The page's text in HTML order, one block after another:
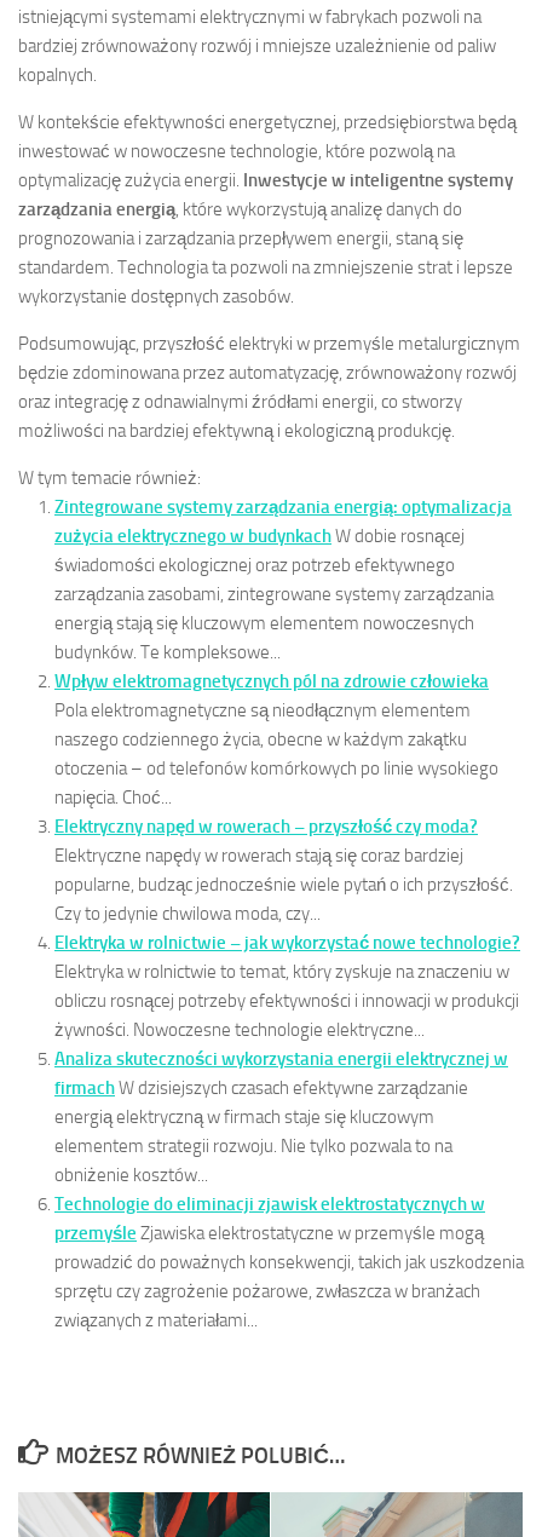
istniejącymi systemami elektrycznymi w fabrykach pozwoli na
bardziej zrównoważony rozwój i mniejsze uzależnienie od paliw
kopalnych.
W kontekście efektywności energetycznej, przedsiębiorstwa będą
inwestować w nowoczesne technologie, które pozwolą na
optymalizację zużycia energii. Inwestycje w inteligentne systemy
zarządzania energią, które wykorzystują analizę danych do
prognozowania i zarządzania przepływem energii, staną się
standardem. Technologia ta pozwoli na zmniejszenie strat i lepsze
wykorzystanie dostępnych zasobów.
Podsumowując, przyszłość elektryki w przemyśle metalurgicznym
będzie zdominowana przez automatyzację, zrównoważony rozwój
oraz integrację z odnawialnymi źródłami energii, co stworzy
możliwości na bardziej efektywną i ekologiczną produkcję.
W tym temacie również:
Zintegrowane systemy zarządzania energią: optymalizacja
zużycia elektrycznego w budynkachW dobie rosnącej
świadomości ekologicznej oraz potrzeb efektywnego
zarządzania zasobami, zintegrowane systemy zarządzania
energią stają się kluczowym elementem nowoczesnych
budynków. Te kompleksowe...
Wpływ elektromagnetycznych pól na zdrowie człowieka
Pola elektromagnetyczne są nieodłącznym elementem
naszego codziennego życia, obecne w każdym zakątku
otoczenia – od telefonów komórkowych po linie wysokiego
napięcia. Choć...
Elektryczny napęd w rowerach – przyszłość czy moda?
Elektryczne napędy w rowerach stają się coraz bardziej
popularne, budząc jednocześnie wiele pytań o ich przyszłość.
Czy to jedynie chwilowa moda, czy...
Elektryka w rolnictwie – jak wykorzystać nowe technologie?
Elektryka w rolnictwie to temat, który zyskuje na znaczeniu w
obliczu rosnącej potrzeby efektywności i innowacji w produkcji
żywności. Nowoczesne technologie elektryczne...
Analiza skuteczności wykorzystania energii elektrycznej w
firmachW dzisiejszych czasach efektywne zarządzanie
energią elektryczną w firmach staje się kluczowym
elementem strategii rozwoju. Nie tylko pozwala to na
obniżenie kosztów...
Technologie do eliminacji zjawisk elektrostatycznych w
przemyśle Zjawiska elektrostatyczne w przemyśle mogą
prowadzić do poważnych konsekwencji, takich jak uszkodzenia
sprzętu czy zagrożenie pożarowe, zwłaszcza w branżach
związanych z materiałami...
MOŻESZ RÓWNIEŻ POLUBIĆ…